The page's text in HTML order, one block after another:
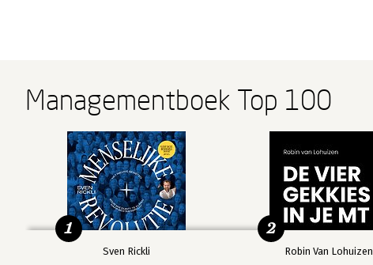
Managementboek Top 100
Sven Rickli
1
Robin Van Lohuizen
2